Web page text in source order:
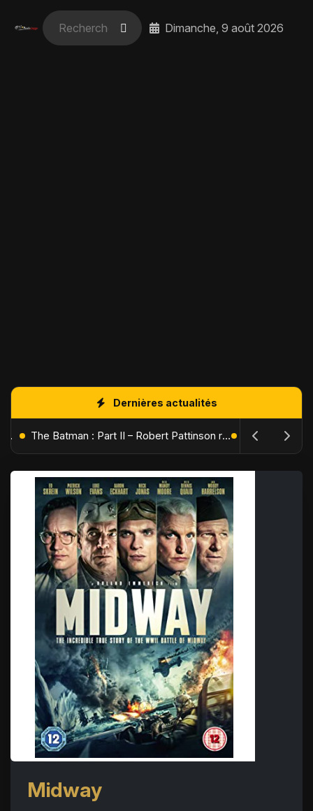
Dimanche, 9 août 2026
Dernières actualités
L'Âge de Glace : Le Réveil du Volcan – Manny, Sid et Diego de retour pour une aventure explosive The Batman : Part II – Robert Pattinson replonge dans les ténèbres de Gotham dès octobre 2027
Midway